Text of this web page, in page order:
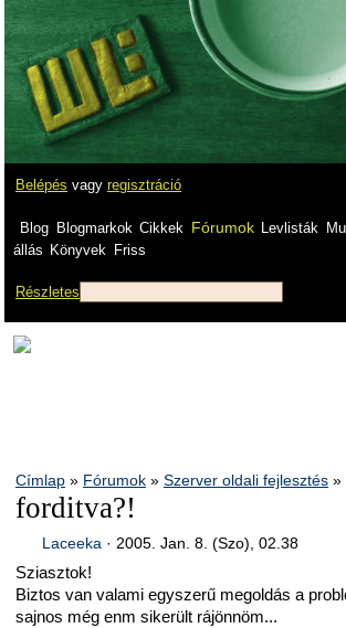
Belépés vagy regisztráció
Blog Blogmarkok Cikkek Fórumok Levlisták
állás Könyvek Friss
Részletes
Címlap » Fórumok » Szerver oldali fejlesztés »
forditva?!
Laceeka · 2005. Jan. 8. (Szo), 02.38
Sziasztok!
Biztos van valami egyszerű megoldás a
sajnos még enm sikerült rájönnöm...